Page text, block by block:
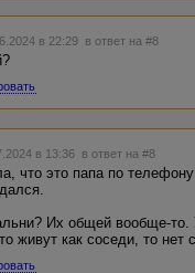
в 22:29 в ответ на #8
в 13:36 в ответ на #8
что это папа по
Их общей вообще-
живут как соседи, то